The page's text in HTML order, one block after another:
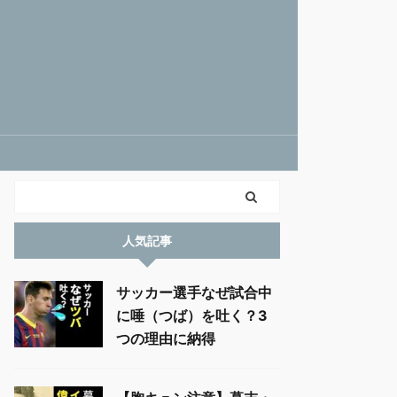
人気記事
サッカー選手なぜ試合中
に唾（つば）を吐く？3
つの理由に納得